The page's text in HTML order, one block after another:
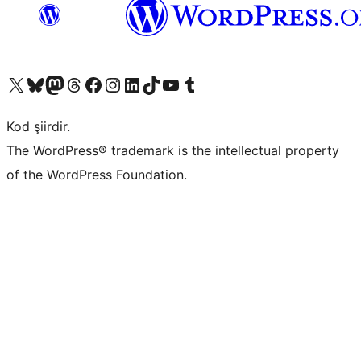
X (eski Twitter) hesabımıza bakın
Bluesky hesabımızı ziyaret edinMastodon hesabımızı ziyaret edinThreads hesabımızı ziyaret edinFacebook sayfamızı ziyaret edinInstagram hesabımızı ziyaret edinLinkedIn hesabımızı ziyaret edinTikTok hesabımızı ziyaret edinYouTube kanalımızı ziyaret edinTumblr hesabımızı ziyaret edin
Kod şiirdir.
The WordPress® trademark is the intellectual property
of the WordPress Foundation.